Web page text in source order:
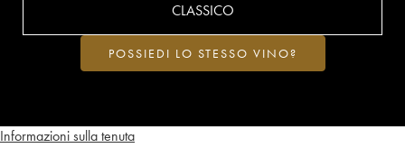
Informazioni sulla tenuta
CLASSICO
POSSIEDI LO STESSO VINO?